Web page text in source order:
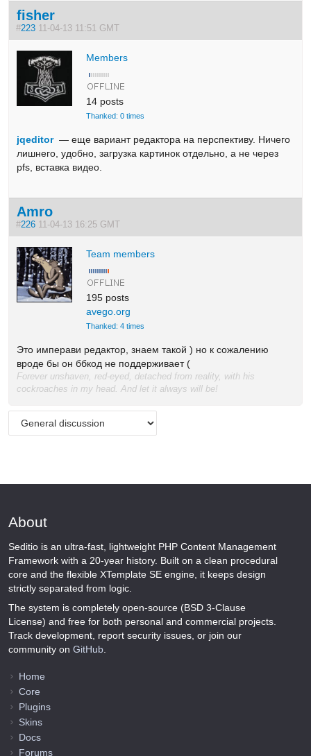
fisher
#223 11-04-13 11:51 GMT
Members
14 posts
Thanked: 0 times
jqeditor— еще вариант редактора на перспективу. Ничего
лишнего, удобно, загрузка картинок отдельно, а не через
pfs, вставка видео.
Amro
#226 11-04-13 16:25 GMT
Team members
195 posts
avego.org
Thanked: 4 times
Это имперави редактор, знаем такой ) но к сожалению
вроде бы он ббкод не поддерживает (
Forever unshaven, red-eyed, detached from reality, with his
cockroaches in my head. And let it always will be!
About
Seditio is an ultra-fast, lightweight PHP Content Management
Framework with a 20-year history. Built on a clean procedural
core and the flexible XTemplate SE engine, it keeps design
strictly separated from logic.
The system is completely open-source (BSD 3-Clause
License) and free for both personal and commercial projects.
Track development, report security issues, or join our
community on GitHub
Home
Core
Plugins
Skins
Docs
Forums